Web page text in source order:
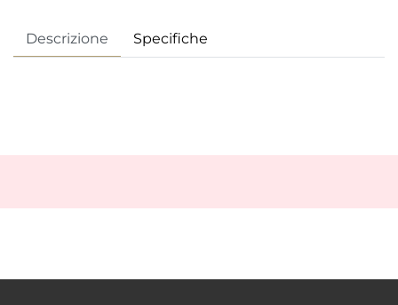
Descrizione Specifiche